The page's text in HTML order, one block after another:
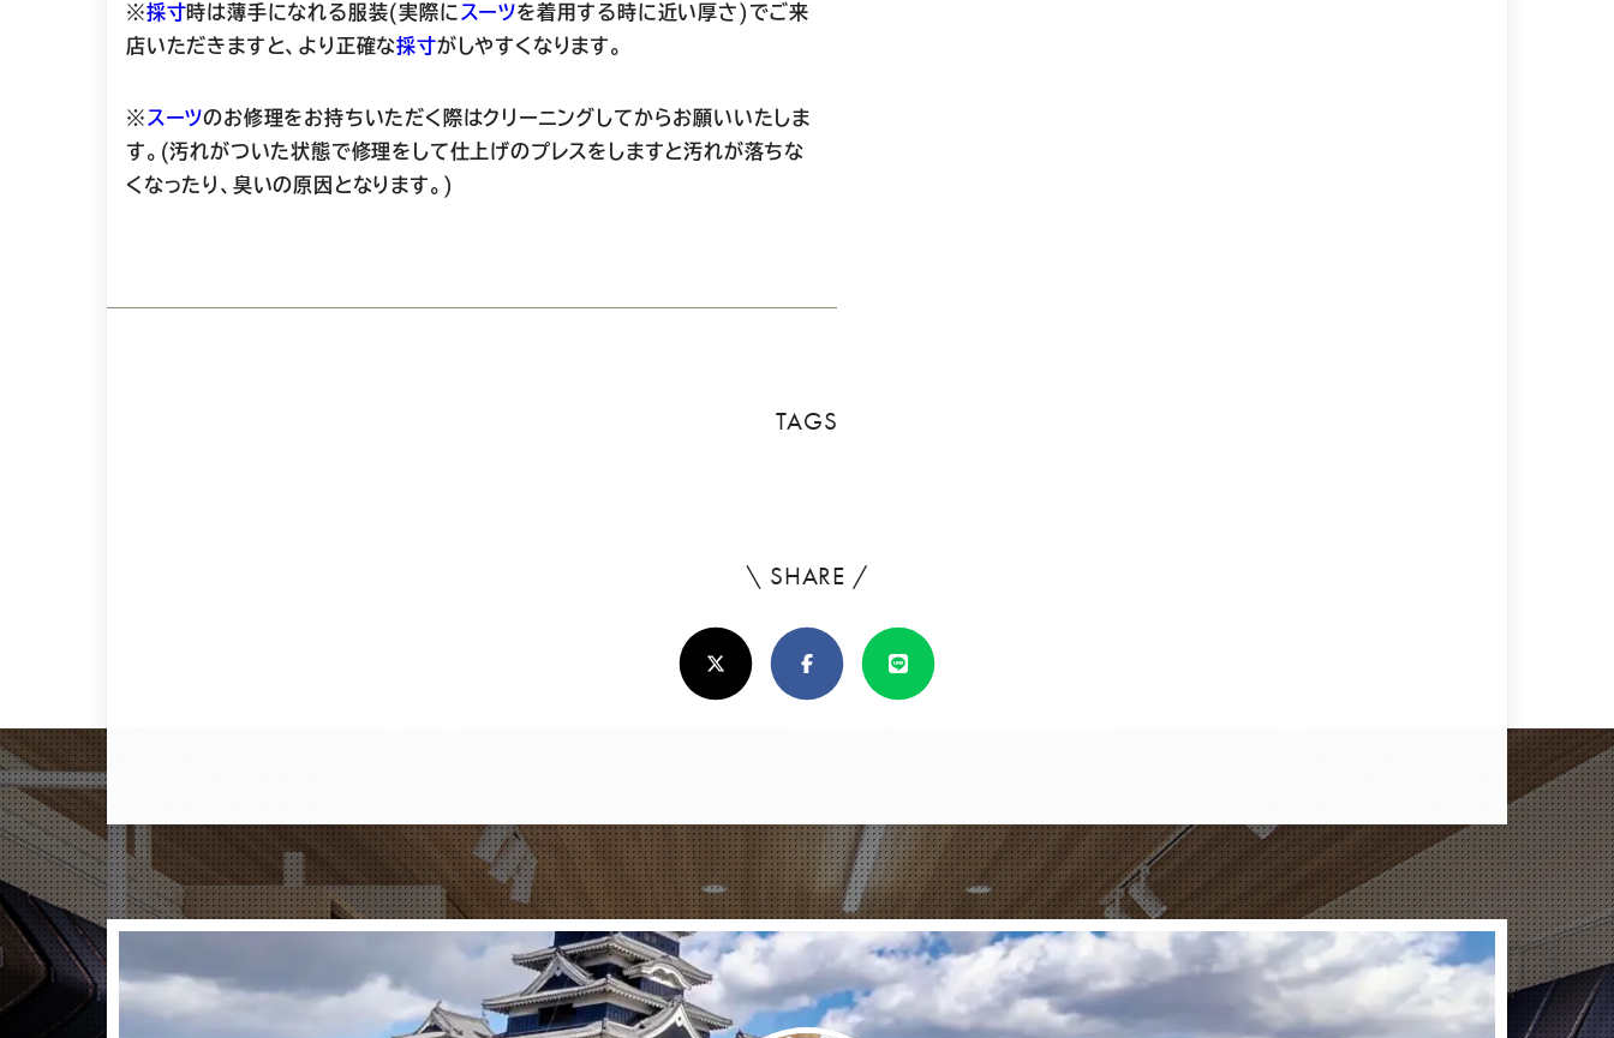
※採寸時は薄手になれる服装(実際に スーツを着用する時に近い厚さ)でご来
店いただきますと、より正確な採寸がしやすくなります。
※ スーツのお修理をお持ちいただく際はクリーニングしてからお願いいたしま
す。(汚れがついた状態で修理をして仕上げのプレスをしますと汚れが落ちな
くなったり、臭いの原因となります。)
TAGS
\ SHARE /
ろ
し
け
シ
ェ
ア
し
て
X(Twitter)FacebookLine